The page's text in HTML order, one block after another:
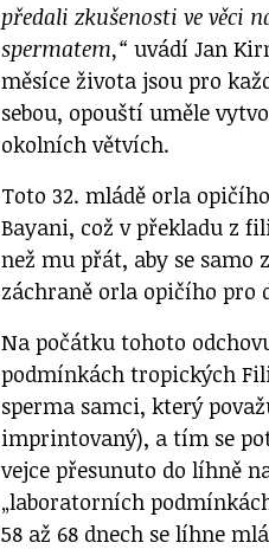
předali zkušenosti ve věci
spermatem,“ uvádí Jan
měsíce života jsou pro
sebou, opouští uměle
okolních větvích.
Toto 32. mládě orla
Bayani, což v překladu z
než mu přát, aby se samo
záchraně orla opičího pro
Na počátku tohoto
podmínkách tropických
sperma samci, který
imprintovaný), a tím se
vejce přesunuto do líhně
„laboratorních
58 až 68 dnech se líhne